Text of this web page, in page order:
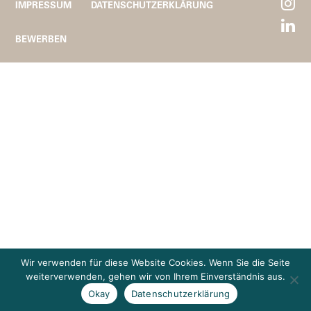
IMPRESSUM DATENSCHUTZERKLÄRUNG
BEWERBEN
Wir verwenden für diese Website Cookies. Wenn Sie die Seite
weiterverwenden, gehen wir von Ihrem Einverständnis aus.
Okay
Datenschutzerklärung